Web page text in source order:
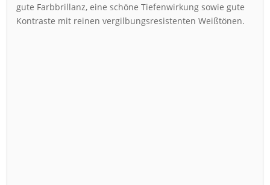
gute Farbbrillanz, eine schöne Tiefenwirkung sowie gute
Kontraste mit reinen vergilbungsresistenten Weißtönen.